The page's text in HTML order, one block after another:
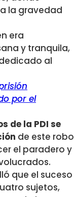
la gravedad
era
y tranquila,
al
por el
de la PDI se
de este robo
el paradero y
que el suceso
sujetos,